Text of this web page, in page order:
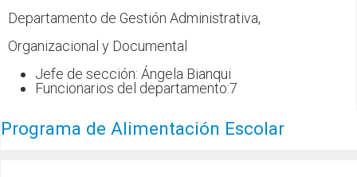
Departamento de Gestión Administrativa,
Organizacional y Documental
Jefe de sección: Ángela Bianqui
Funcionarios del departamento:7
Programa de Alimentación Escolar